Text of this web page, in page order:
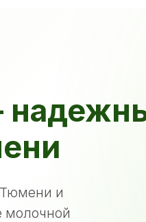
и
молочной